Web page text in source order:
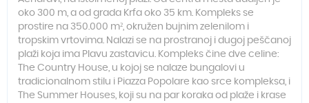
oko 300 m, a od grada Krfa oko 35 km. Kompleks se
prostire na 350.000 m², okružen bujnim zelenilom i
tropskim vrtovima. Nalazi se na prostranoj i dugoj peščanoj
plaži koja ima Plavu zastavicu. Kompleks čine dve celine:
The Country House, u kojoj se nalaze bungalovi u
tradicionalnom stilu i Piazza Popolare kao srce kompleksa, i
The Summer Houses, koji su na par koraka od plaže i krase